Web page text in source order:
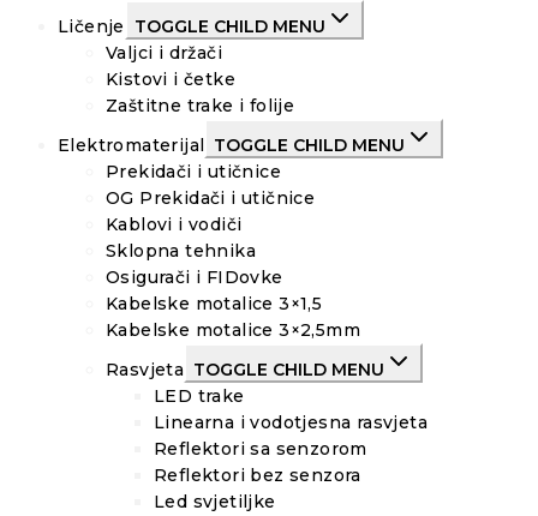
Ličenje
TOGGLE CHILD MENU
Valjci i držači
Kistovi i četke
Zaštitne trake i folije
Elektromaterijal
TOGGLE CHILD MENU
Prekidači i utičnice
OG Prekidači i utičnice
Kablovi i vodiči
Sklopna tehnika
Osigurači i FIDovke
Kabelske motalice 3×1,5
Kabelske motalice 3×2,5mm
Rasvjeta TOGGLE CHILD MENU
LED trake
Linearna i vodotjesna rasvjeta
Reflektori sa senzorom
Reflektori bez senzora
Led svjetiljke